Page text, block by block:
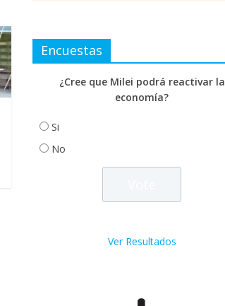
Encuestas
¿Cree que Milei podrá reactivar la
economía?
Si
No
Ver Resultados